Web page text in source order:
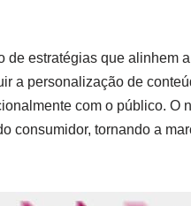
estratégias que alinhem
a personalização de
com o público. O
consumidor, tornando a